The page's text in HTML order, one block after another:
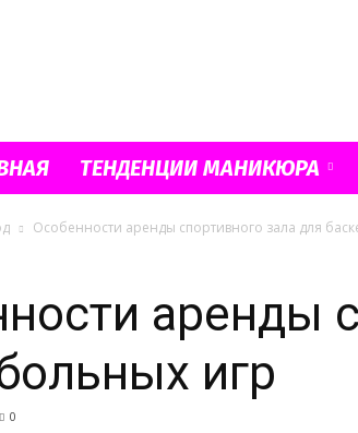
ТЕНДЕНЦИИ МАНИКЮРА
Особенности аренды спортивного зала для
аренды
игр
0